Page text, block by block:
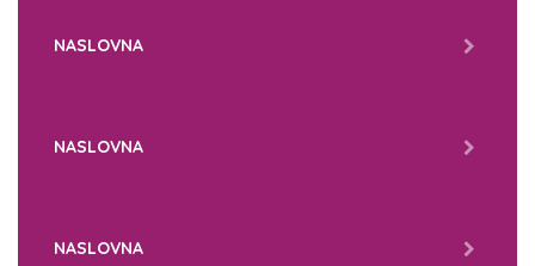
NASLOVNA
NASLOVNA
NASLOVNA